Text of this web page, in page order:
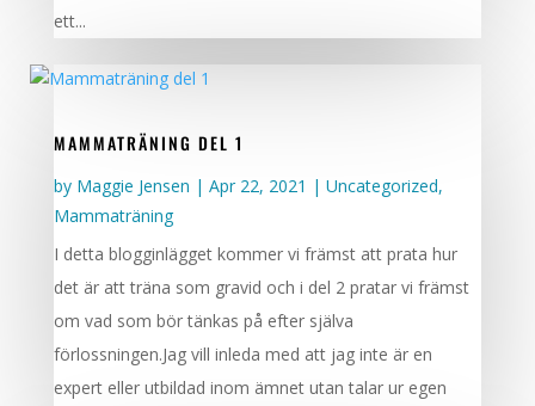
ett...
MAMMATRÄNING DEL 1
by Maggie Jensen | Apr 22, 2021 | Uncategorized,
Mammaträning
I detta blogginlägget kommer vi främst att prata hur
det är att träna som gravid och i del 2 pratar vi främst
om vad som bör tänkas på efter själva
förlossningen.Jag vill inleda med att jag inte är en
expert eller utbildad inom ämnet utan talar ur egen